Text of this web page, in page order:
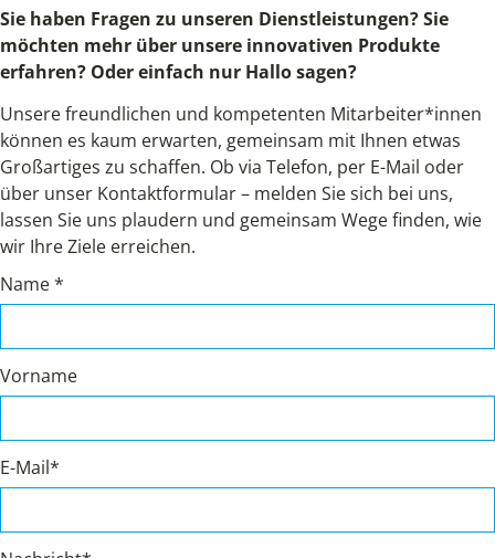
Sie haben Fragen zu unseren Dienstleistungen? Sie
möchten mehr über unsere innovativen Produkte
erfahren? Oder einfach nur Hallo sagen?
Unsere freundlichen und kompetenten Mitarbeiter*innen
können es kaum erwarten, gemeinsam mit Ihnen etwas
Großartiges zu schaffen. Ob via Telefon, per E-Mail oder
über unser Kontaktformular – melden Sie sich bei uns,
lassen Sie uns plaudern und gemeinsam Wege finden, wie
wir Ihre Ziele erreichen.
Name *
Vorname
E-Mail*